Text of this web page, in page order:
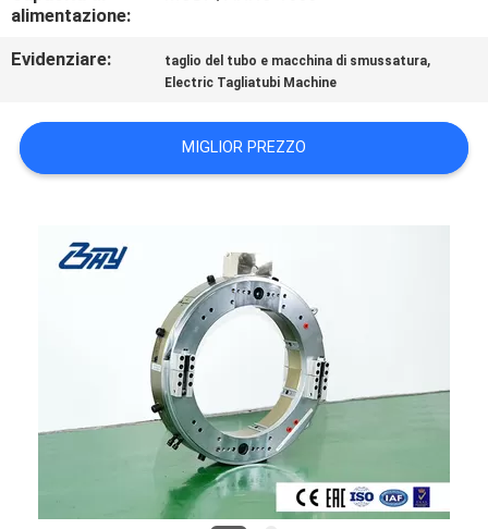
PRIVACY
alimentazione:
Evidenziare: taglio del tubo e macchina di smussatura,
Electric Tagliatubi Machine
MIGLIOR PREZZO